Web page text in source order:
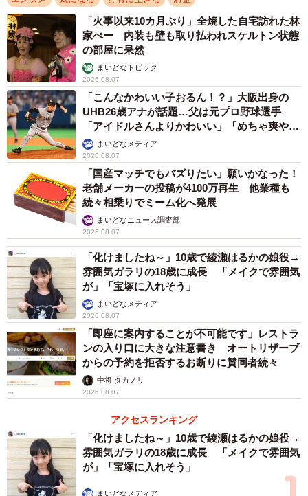
3/7
サマージャンボの結果は…残念ながらマイナス！
「火事以来10カ月ぶり」全焼した自宅訪れた林
家ぺー 内装も壁も取り払われスケルトン状態
の部屋に呆然
まいどなトピック
2026.08.07
「こんなかわいい子おるん！？」大阪出身の
UHB26歳アナが話題…父は元プロ野球選手
「アイドルさんよりかわいい」「めちゃ爽や
か」まいどなメディア
2026.08.07
「国産マッチでもバズりたい」願いかなった！
老舗メーカーの投稿が4100万再生 他業種も
続々相乗りでミーム化へ発展
まいどなニュース調査部
2026.08.07
「化けましたね～」10歳で綾瀬はるかの娘役→
雰囲気ガラリの18歳に成長 「メイクで雰囲気
が」「宝塚に入れそう」
まいどなメディア
2026.08.07
「即座に案内することが不可能です」レストラ
ンの入り口に大きな注意書き オートリザーブ
からの予約を拒否するお断りに賛同者続々
中将 タカノリ
2026.08.07
アクセスランキング
「化けましたね～」10歳で綾瀬はるかの娘役→
雰囲気ガラリの18歳に成長 「メイクで雰囲気
が」「宝塚に入れそう」
まいどなメディア